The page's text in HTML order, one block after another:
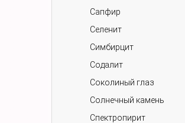
Сапфир
Селенит
Симбирцит
Содалит
Соколиный глаз
Солнечный камень
Спектропирит